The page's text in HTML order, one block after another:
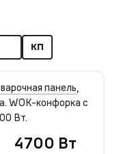
КП
панель,
WOK-конфорка с
Вт.
4700 Вт